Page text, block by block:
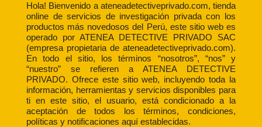
Hola! Bienvenido a ateneadetectiveprivado.com, tienda
online de servicios de investigación privada con los
productos más novedosos del Perú, este sitio web es
operado por ATENEA DETECTIVE PRIVADO SAC
(empresa propietaria de ateneadetectiveprivado.com).
En todo el sitio, los términos “nosotros”, “nos” y
“nuestro” se refieren a ATENEA DETECTIVE
PRIVADO. Ofrece este sitio web, incluyendo toda la
información, herramientas y servicios disponibles para
ti en este sitio, el usuario, está condicionado a la
aceptación de todos los términos, condiciones,
políticas y notificaciones aquí establecidas.